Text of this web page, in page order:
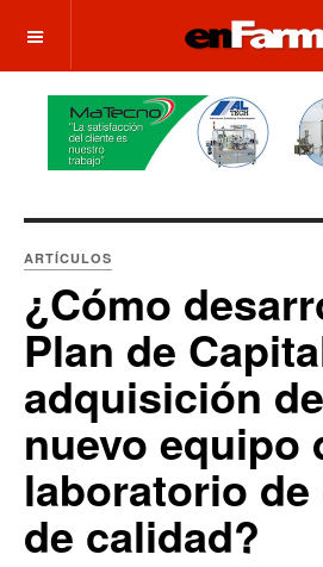
OFF CANVAS
ARTÍCULOS
¿Cómo
Plan de
adquisición
nuevo equipo
laboratorio
de calidad?